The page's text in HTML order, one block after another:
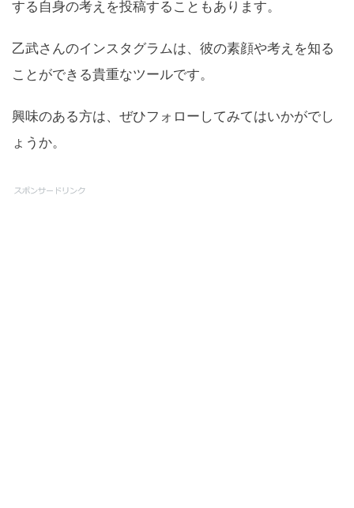
する自身の考えを投稿することもあります。
乙武さんのインスタグラムは、彼の素顔や考えを知る
ことができる貴重なツールです。
興味のある方は、ぜひフォローしてみてはいかがでし
ょうか。